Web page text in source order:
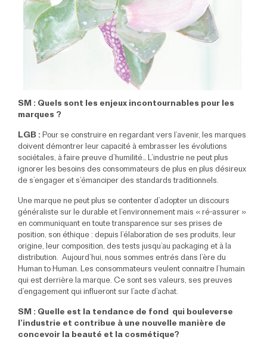
SM : Quels sont les enjeux incontournables pour les
marques ?
LGB :Pour se construire en regardant vers l’avenir, les marques
doivent démontrer leur capacité à embrasser les évolutions
sociétales, à faire preuve d’humilité… L’industrie ne peut plus
ignorer les besoins des consommateurs de plus en plus désireux
de s’engager et s’émanciper des standards traditionnels.
Une marque ne peut plus se contenter d’adopter un discours
généraliste sur le durable et l’environnement mais « ré-assurer »
en communiquant en toute transparence sur ses prises de
position, son éthique : depuis l’élaboration de ses produits, leur
origine, leur composition, des tests jusqu’au packaging et à la
distribution. Aujourd’hui, nous sommes entrés dans l’ère du
Human to Human. Les consommateurs veulent connaitre l’humain
qui est derrière la marque. Ce sont ses valeurs, ses preuves
d’engagement qui influeront sur l’acte d’achat.
SM : Quelle est la tendance de fond qui bouleverse
l’industrie et contribue à une nouvelle manière de
concevoir la beauté et la cosmétique?